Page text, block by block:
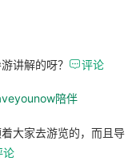
讲解的呀？ 评论
陪伴
大家去游览的，而且导
论